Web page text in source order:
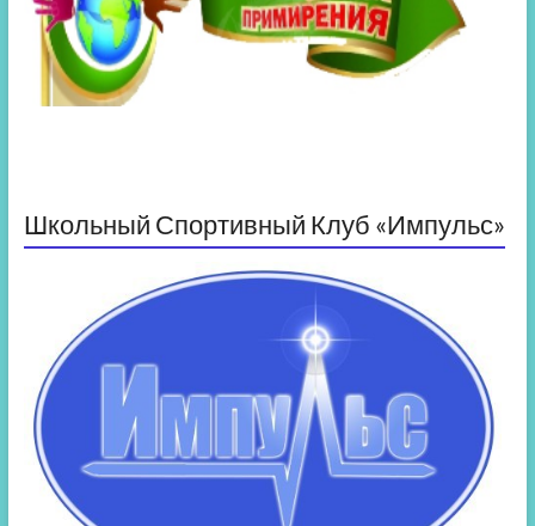
Школьный Спортивный Клуб «Импульс»